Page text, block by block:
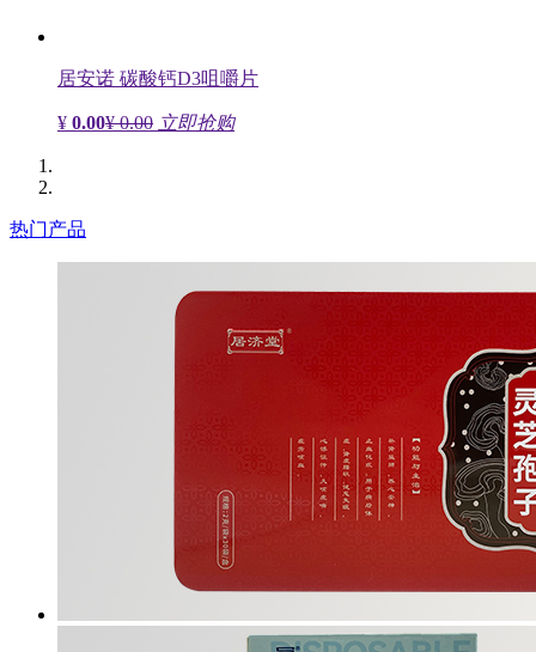
居安诺 碳酸钙D3咀嚼片
¥ 0.00¥ 0.00 立即抢购
热门产品